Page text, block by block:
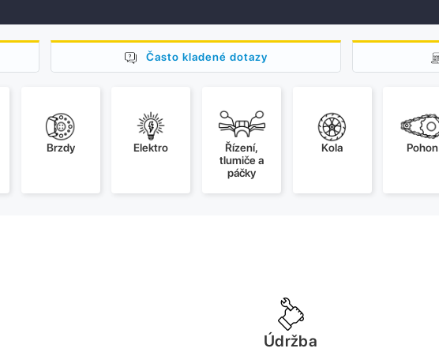
Často kladené dotazy
Brzdy Elektro
Řízení,
tlumiče a
páčky
Kola Pohon
Údržba